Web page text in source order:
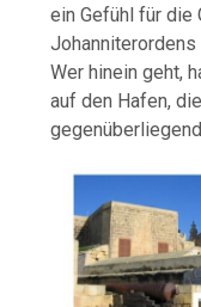
ein Gefühl für die
Wer hinein geht,
auf den Hafen,